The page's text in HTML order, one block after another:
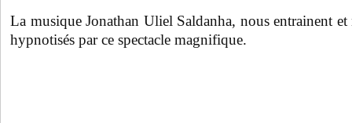
La musique Jonathan Uliel Saldanha, nous entrainent et
hypnotisés par ce spectacle magnifique.